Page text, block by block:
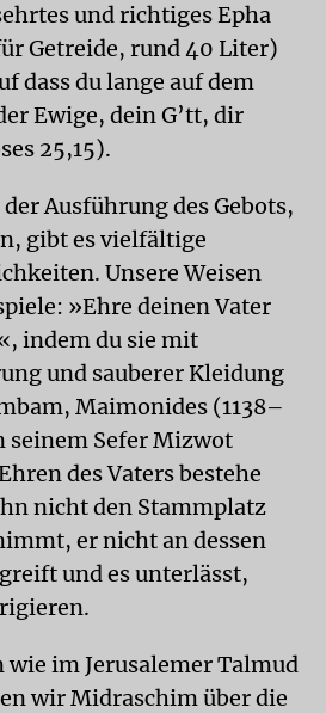
und richtiges Epha
Getreide, rund 40 Liter)
dass du lange auf dem
Ewige, dein G’tt, dir
25,15).
Ausführung des Gebots,
gibt es vielfältige
Unsere Weisen
»Ehre deinen Vater
indem du sie mit
und sauberer Kleidung
Maimonides (1138–
Sefer Mizwot
des Vaters bestehe
nicht den Stammplatz
er nicht an dessen
und es unterlässt,
wie im Jerusalemer Talmud
wir Midraschim über die